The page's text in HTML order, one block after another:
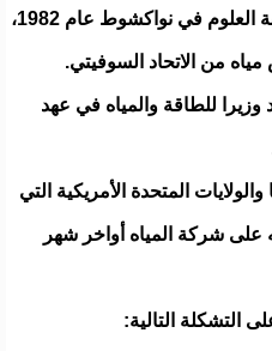
وحصل على شهادة الباكلوريا/ شعبة العلوم في نواكشوط عام 1982،
من الاتحاد السوفيتي.
للطاقة والمياه في عهد
المتحدة الأمريكية التي
على شركة المياه أواخر شهر
التشكلة التالية: